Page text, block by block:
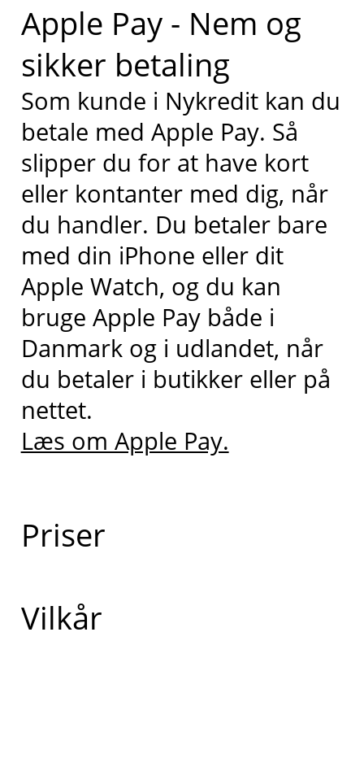
Apple Pay - Nem og
sikker betaling
Som kunde i Nykredit kan du
betale med Apple Pay. Så
slipper du for at have kort
eller kontanter med dig, når
du handler. Du betaler bare
med din iPhone eller dit
Apple Watch, og du kan
bruge Apple Pay både i
Danmark og i udlandet, når
du betaler i butikker eller på
nettet.
Læs om Apple Pay.
Priser
Vilkår